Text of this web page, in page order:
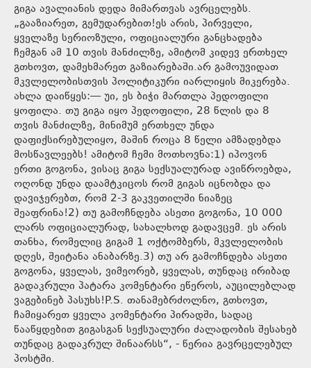
გიგა ავალიანის დედა მიმართვას ავრცელებს.
„გააზიარეთ, გემუდარებით!ეს არის, პირველი,
ყველაზე სერიოზული, ოფიციალური განცხადება
ჩემგან ამ 10 თვის მანძილზე, ამიტომ კიდევ ერთხელ
გთხოვთ, დამეხმარეთ გაზიარებაში.არ გამოუვიდათ
მკვლელობისთვის პოლიტიკური იარლიყის მიკერება.
ახლა დაიწყეს:— უი, ეს ბიჭი მართლა პედოფილი
ყოფილა. თუ გიგა იყო პედოფილი, 28 წლის და 8
თვის მანძილზე, მინიმუმ ერთხელ უნდა
დაფიქსირებულიყო, მაშინ როცა 8 წელი ამზადებდა
მოსწავლეებს! ამიტომ ჩემი მოთხოვნა:1) იპოვონ
ერთი გოგონა, ვისაც გიგა სექსუალურად ავიწროებდა,
ოღონდ უნდა დაამტკიცოს რომ გიგას იცნობდა და
დავიჯერებთ, რომ 2-3 გაკვეთილში ნიაზეც
შეაფრინა!2) თუ გამოჩნდება ასეთი გოგონა, 10 000
ლარს ოფიციალურად, სახალხოდ გადავცემ. ეს არის
თანხა, რომელიც გიგამ 1 ოქტომბერს, მკვლელობის
დღეს, შეიტანა ანაბარზე.3) თუ არ გამოჩნდება ასეთი
გოგონა, ყველას, ვიმეორებ, ყველას, თუნდაც ირიბად
გადაკრული პატარა კომენტარი ეწეროს, აუცილებლად
ვაგებინებ პასუხს!P.S. თანამებრძოლნო, გთხოვთ,
ჩამიყარეთ ყველა კომენტარი პირადში, სადაც
წააწყდებით გიგასგან სექსუალური ძალადობის შესახებ
თუნდაც გადაკრულ შინაარსს“, - წერია გავრცელებულ
პოსტში.